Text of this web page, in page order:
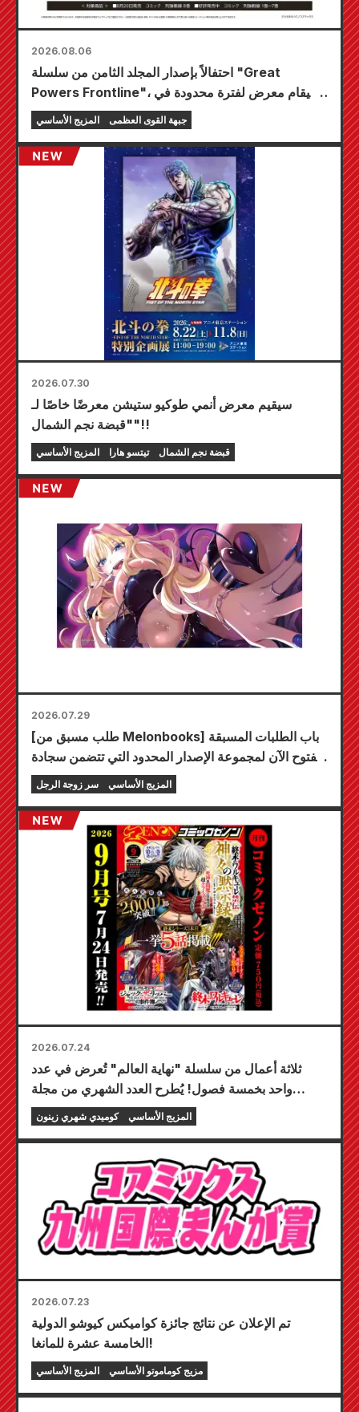
2026.08.06
احتفالاً بإصدار المجلد الثامن من سلسلة "Great
Powers Frontline"، سيقام معرض لفترة محدودة في
متاجر Animate في جميع أنحاء البلاد ابتداءً من 20
أغسطس، حيث يمكنك الحصول على بطاقة صغيرة
مرسومة خصيصًا (4 أنواع إجمالاً)!
المزيج الأساسي جبهة القوى العظمى
2026.07.30
سيقيم معرض أنمي طوكيو ستيشن معرضًا خاصًا لـ
"قبضة نجم الشمال"!!
المزيج الأساسي تيتسو هارا قبضة نجم الشمال
2026.07.29
[طلب مسبق من Melonbooks] باب الطلبات المسبقة
مفتوح الآن لمجموعة الإصدار المحدود التي تتضمن سجادة
لعب مميزة تحمل رسمًا رائعًا لشخصية فويوكي توجو
بريشة الفنان كودو! من المقرر إصدار المجلد السادس من
سلسلة "سر العروس" في 20 أكتوبر!
سر زوجة الرجل المزيج الأساسي
2026.07.24
ثلاثة أعمال من سلسلة "نهاية العالم" تُعرض في عدد
واحد بخمسة فصول! يُطرح العدد الشهري من مجلة
كوميدي شهري زينون المزيج الأساسي
2026.07.23
تم الإعلان عن نتائج جائزة كواميكس كيوشو الدولية
الخامسة عشرة للمانغا!
المزيج الأساسي مزيج كوماموتو الأساسي